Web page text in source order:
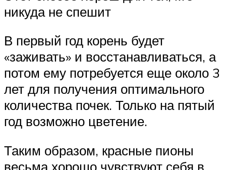
никуда не спешит
В первый год корень будет
«заживать» и восстанавливаться, а
потом ему потребуется еще около 3
лет для получения оптимального
количества почек. Только на пятый
год возможно цветение.
Таким образом, красные пионы
весьма хорошо чувствуют себя в